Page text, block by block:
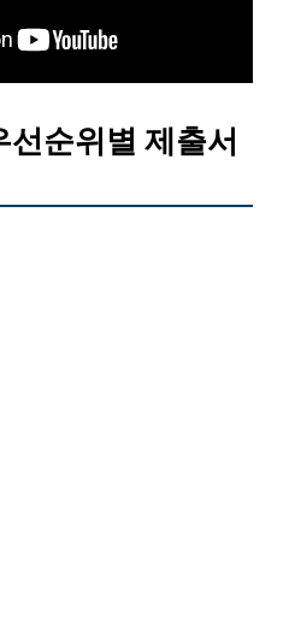
순위별 제출서